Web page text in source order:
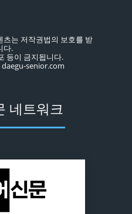
는 저작권법의 보호를 받
다.
등이 금지됩니다.
senior.com
네트워크